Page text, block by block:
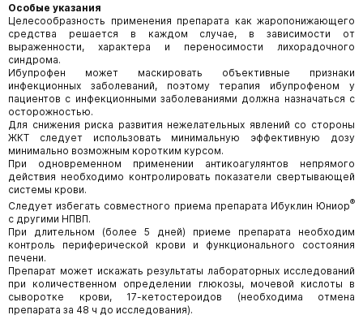
Особые указания
Целесообразность применения препарата как жаропонижающего
средства решается в каждом случае, в зависимости от
выраженности, характера и переносимости лихорадочного
синдрома.
Ибупрофен может маскировать объективные признаки
инфекционных заболеваний, поэтому терапия ибупрофеном у
пациентов с инфекционными заболеваниями должна назначаться с
осторожностью.
Для снижения риска развития нежелательных явлений со стороны
ЖКТ следует использовать минимальную эффективную дозу
минимально возможным коротким курсом.
При одновременном применении антикоагулянтов непрямого
действия необходимо контролировать показатели свертывающей
системы крови.
Следует избегать совместного приема препарата Ибуклин Юниор®
с другими НПВП.
При длительном (более 5 дней) приеме препарата необходим
контроль периферической крови и функционального состояния
печени.
Препарат может искажать результаты лабораторных исследований
при количественном определении глюкозы, мочевой кислоты в
сыворотке крови, 17-кетостероидов (необходима отмена
препарата за 48 ч до исследования).